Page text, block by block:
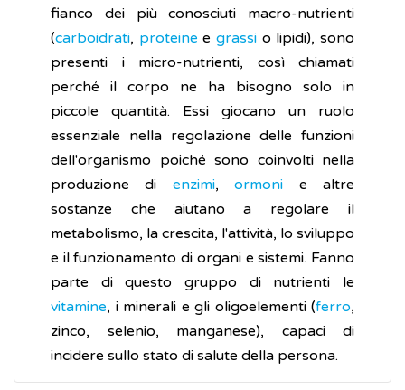
fianco dei più conosciuti macro-nutrienti
(carboidrati, proteine egrassi o lipidi), sono
presenti i micro-nutrienti, così chiamati
perché il corpo ne ha bisogno solo in
piccole quantità. Essi giocano un ruolo
essenziale nella regolazione delle funzioni
dell'organismo poiché sono coinvolti nella
produzione di enzimi,ormoni e altre
sostanze che aiutano a regolare il
metabolismo, la crescita, l'attività, lo sviluppo
e il funzionamento di organi e sistemi. Fanno
parte di questo gruppo di nutrienti le
vitamine, i minerali e gli oligoelementi (ferro,
zinco, selenio, manganese), capaci di
incidere sullo stato di salute della persona.